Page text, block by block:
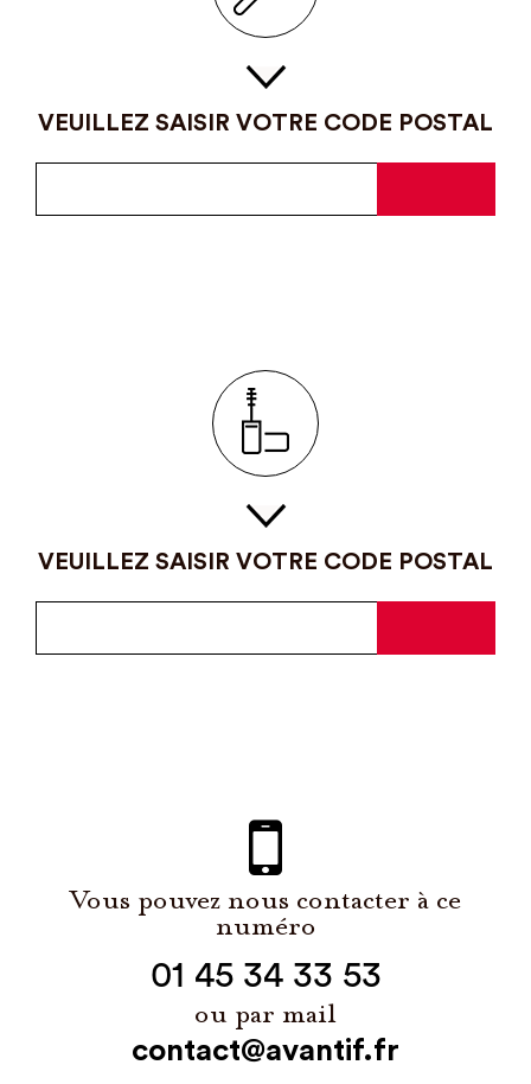
VEUILLEZ SAISIR VOTRE CODE POSTAL
VEUILLEZ SAISIR VOTRE CODE POSTAL
Vous pouvez nous contacter à ce
numéro
01 45 34 33 53
ou par mail
contact@avantif.fr